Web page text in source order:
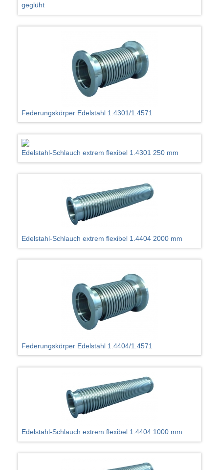
geglüht
Federungskörper Edelstahl 1.4301/1.4571
Edelstahl-Schlauch extrem flexibel 1.4301 250 mm
Edelstahl-Schlauch extrem flexibel 1.4404 2000 mm
Federungskörper Edelstahl 1.4404/1.4571
Edelstahl-Schlauch extrem flexibel 1.4404 1000 mm